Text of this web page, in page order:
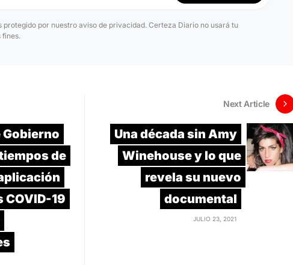
protegido por nuestro aviso de privacidad. Certeza Diario no usará tu
de
COVID-19
Next Article
Una década sin Amy
Winehouse y lo que
revela su nuevo
documental
JULIO 23, 2021